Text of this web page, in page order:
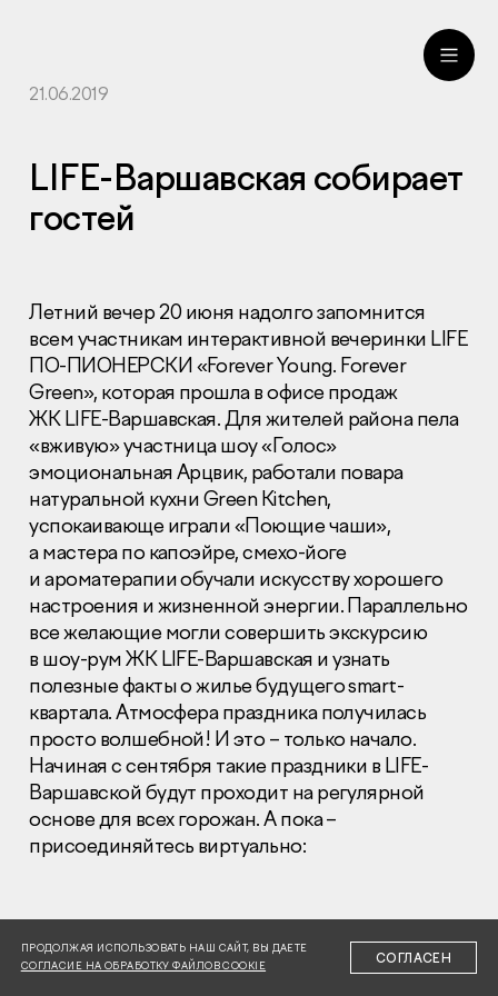
Раскрытие информации
Правовая информация
Сообщить о коррупции
Глaвный oфиc
+7 (495) 502 95 59
Отдел продаж
+7 (495) 641-35-35
© 2001-2026 Компания «Пионер»
21.06.2019
LIFE-Варшавская собирает
гостей
Летний вечер 20 июня надолго запомнится
всем участникам интерактивной вечеринки LIFE
ПО-ПИОНЕРСКИ «Forever Young. Forever
Green», которая прошла в офисе продаж
ЖК LIFE-Варшавская. Для жителей района пела
«вживую» участница шоу «Голос»
эмоциональная Арцвик, работали повара
натуральной кухни Green Kitchen,
успокаивающе играли «Поющие чаши»,
а мастера по капоэйре, смехо-йоге
и ароматерапии обучали искусству хорошего
настроения и жизненной энергии. Параллельно
все желающие могли совершить экскурсию
в шоу-рум ЖК LIFE-Варшавская и узнать
полезные факты о жилье будущего smart-
квартала. Атмосфера праздника получилась
просто волшебной! И это – только начало.
Начиная с сентября такие праздники в LIFE-
Варшавской будут проходит на регулярной
основе для всех горожан. А пока –
присоединяйтесь виртуально:
ПРОДОЛЖАЯ ИСПОЛЬЗОВАТЬ НАШ САЙТ, ВЫ ДАЕТЕ
СОГЛАСИЕ НА ОБРАБОТКУ ФАЙЛОВ COOKIE
СОГЛАСЕН